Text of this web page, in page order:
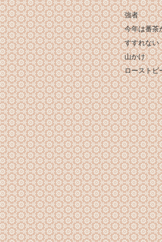
強者
今年は番茶
すすれない
山かけ
ローストビ